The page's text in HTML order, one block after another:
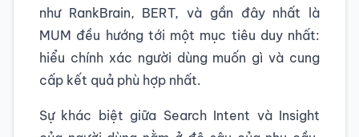
như RankBrain, BERT, và gần đây nhất là
MUM đều hướng tới một mục tiêu duy nhất:
hiểu chính xác người dùng muốn gì và cung
cấp kết quả phù hợp nhất.
Sự khác biệt giữa Search Intent và Insight